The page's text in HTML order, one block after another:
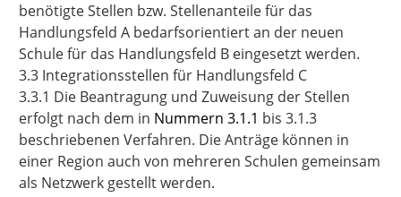
benötigte Stellen bzw. Stellenanteile für das
Handlungsfeld A bedarfsorientiert an der neuen
Schule für das Handlungsfeld B eingesetzt werden.
3.3 Integrationsstellen für Handlungsfeld C
3.3.1 Die Beantragung und Zuweisung der Stellen
erfolgt nach dem in Nummern 3.1.1 bis 3.1.3
beschriebenen Verfahren. Die Anträge können in
einer Region auch von mehreren Schulen gemeinsam
als Netzwerk gestellt werden.